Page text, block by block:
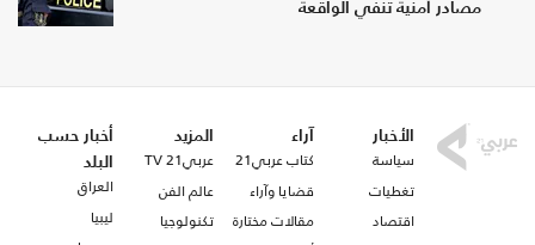
مصادر أمنية تنفي الواقعة
الأخبار
سياسة
تغطيات
اقتصاد
آراء
كتاب عربي21
قضايا وآراء
مقالات مختارة
المزيد
عربي21 TV
عالم الفن
تكنولوجيا
أخبار حسب
البلد
العراق
ليبيا